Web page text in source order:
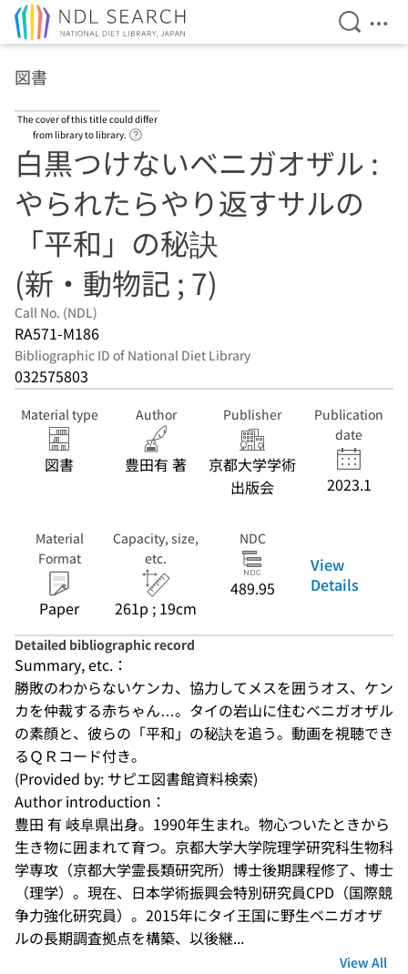
Open
図書
The cover of this title could differ
from library to library.
白黒つけないベニガオザル :
やられたらやり返すサルの
「平和」の秘訣
(新・動物記 ; 7)
Call No. (NDL)
RA571-M186
Bibliographic ID of National Diet Library
032575803
Material type
図書
Author
豊田有 著
Publisher
京都大学学術
出版会
Publication
date
2023.1
Material
Format
Paper
Capacity, size,
etc.
261p ; 19cm
NDC
489.95
View
Details
Detailed bibliographic record
Summary, etc.：
勝敗のわからないケンカ、協力してメスを囲うオス、ケン
カを仲裁する赤ちゃん…。タイの岩山に住むベニガオザル
の素顔と、彼らの「平和」の秘訣を追う。動画を視聴でき
るＱＲコード付き。
(Provided by: サピエ図書館資料検索)
Author introduction：
豊田 有 岐阜県出身。1990年生まれ。物心ついたときから
生き物に囲まれて育つ。京都大学大学院理学研究科生物科
学専攻（京都大学霊長類研究所）博士後期課程修了、博士
（理学）。現在、日本学術振興会特別研究員CPD（国際競
争力強化研究員）。2015年にタイ王国に野生ベニガオザ
ルの長期調査拠点を構築、以後継...
View All